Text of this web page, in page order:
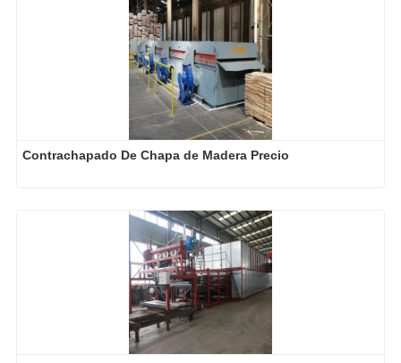
Contrachapado De Chapa de Madera Precio